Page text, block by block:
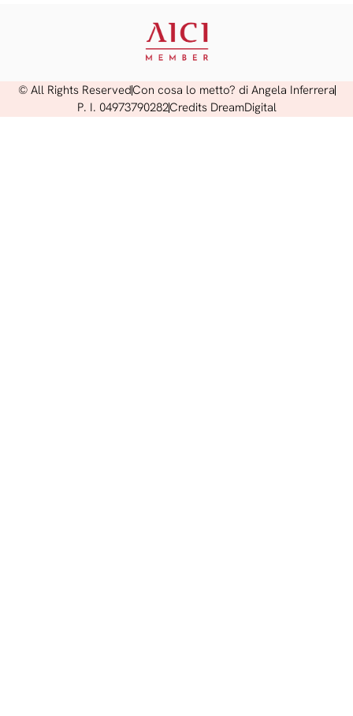
© All Rights ReservedCon cosa lo metto? di Angela Inferrera
P. I. 04973790282Credits DreamDigital